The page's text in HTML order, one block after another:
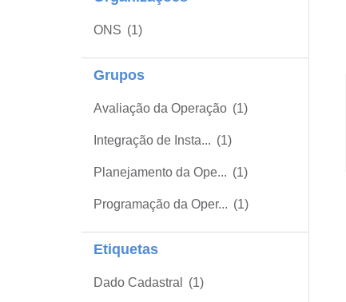
ONS (1)
Grupos
Avaliação da Operação (1)
Integração de Insta... (1)
Planejamento da Ope... (1)
Programação da Oper... (1)
Etiquetas
Dado Cadastral (1)